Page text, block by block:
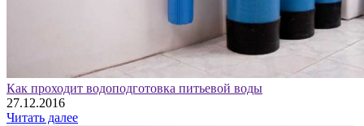
Как проходит водоподготовка питьевой воды
27.12.2016
Читать далее